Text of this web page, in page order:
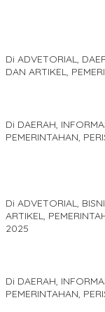
Di ADVETORIAL,
DAN ARTIKEL,
Di DAERAH,
PEMERINTAHAN,
Di ADVETORIAL,
ARTIKEL,
2025
Di DAERAH,
PEMERINTAHAN,